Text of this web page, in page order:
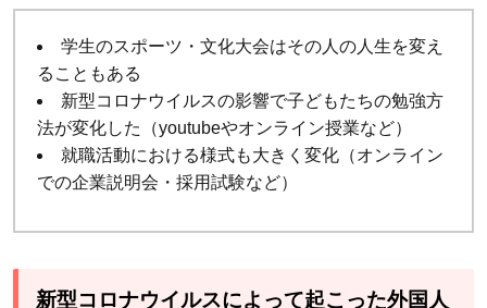
大き
な影
響を
受け
てい
育現
支援
学生のスポーツ・文化大会はその人の人生を変え
ることもある
新型コロナウイルスの影響で子どもたちの勉強方
法が変化した（youtubeやオンライン授業など）
就職活動における様式も大きく変化（オンライン
での企業説明会・採用試験など）
新型コロナウイルスによって起こった外国人